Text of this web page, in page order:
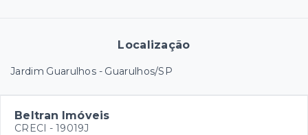
Localização
Jardim Guarulhos - Guarulhos/SP
Beltran Imóveis
CRECI - 19019J